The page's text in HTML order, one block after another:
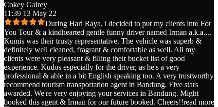
Cokey Gairey
11:39 13 May 22
During Hari Raya, i decided to put my clients into For
You Tour & a kindhearted gentle funny driver named Irman a.k.a....
Kumis was their trusty representative. The vehicle was superb &
definitely well cleaned, fragrant & comfortable as well. All my
clients were very pleasant & filling their bucket list of good
experience. Kudos especially for the driver, as he's a very
professional & able in a bit English speaking too. A very trustworthy
recommend tourism transportation agent in Bandung. Five stars
awarded. We're very enjoying your services in Bandung. Might
booked this agent & Irman for our future booked. Cheers!!read more